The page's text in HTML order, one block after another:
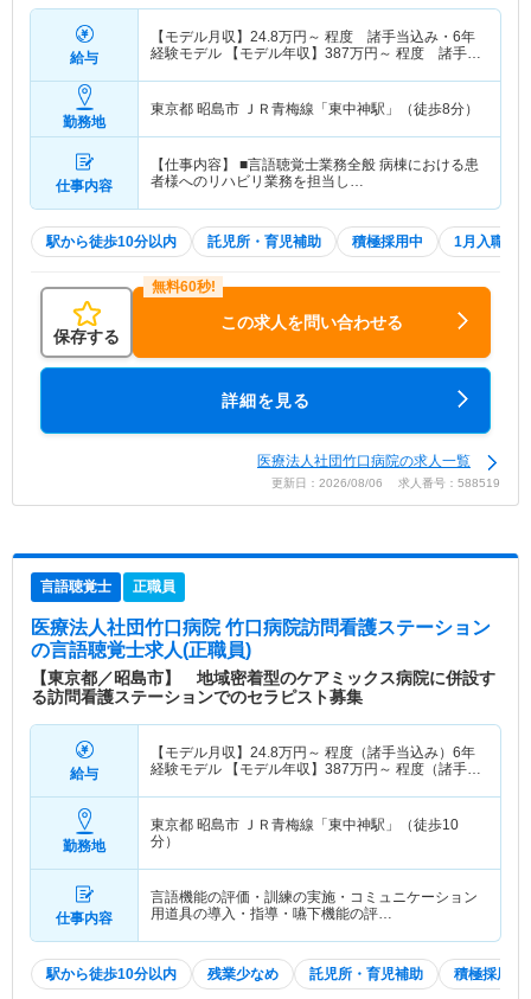
給与
【モデル月収】 24.8万円～ 程度 諸手当込み・6年
経験モデル 【モデル年収】 387万円～ 程度 諸手当
勤務地
東京都 昭島市 ＪＲ青梅線「東中神駅」（徒歩8分）
仕事内容
【仕事内容】 ■言語聴覚士業務全般 病棟における患
者様へのリハビリ業務を担当し…
駅から徒歩10分以内 託児所・育児補助 積極採用中 1月入職可
保存する
この求人を問い合わせる
詳細を見る
医療法人社団竹口病院の求人一覧
更新日：2026/08/06 求人番号：588519
言語聴覚士 正職員
医療法人社団竹口病院 竹口病院訪問看護ステーション
の言語聴覚士求人(正職員)
【東京都／昭島市】 地域密着型のケアミックス病院に併設す
る訪問看護ステーションでのセラピスト募集
給与
【モデル月収】 24.8万円～ 程度（諸手当込み）6年
経験モデル 【モデル年収】 387万円～ 程度（諸手当
勤務地
東京都 昭島市 ＪＲ青梅線「東中神駅」（徒歩10
分）
仕事内容
言語機能の評価・訓練の実施・コミュニケーション
用道具の導入・指導・嚥下機能の評…
駅から徒歩10分以内 残業少なめ 託児所・育児補助 積極採用中